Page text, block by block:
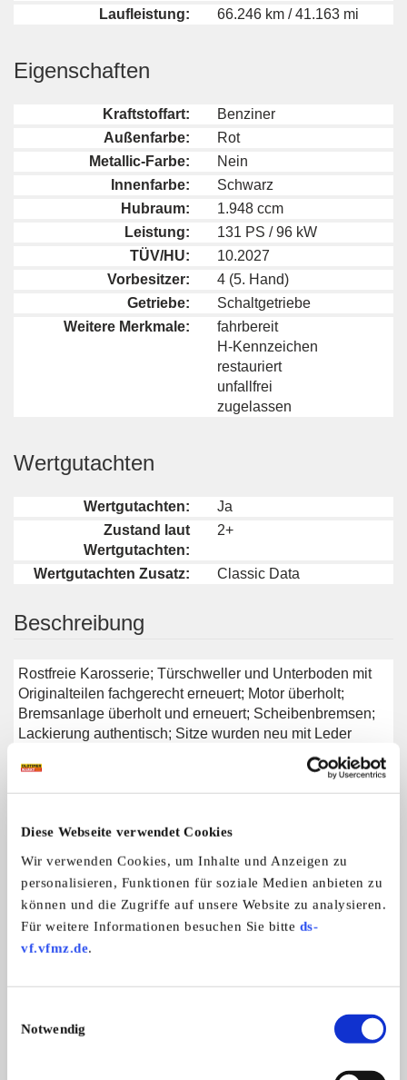
Diese Webseite verwendet Cookies
Wir verwenden Cookies, um Inhalte und Anzeigen zu
personalisieren, Funktionen für soziale Medien anbieten zu
können und die Zugriffe auf unsere Website zu analysieren.
Für weitere Informationen besuchen Sie bitte ds-
vf.vfmz.de.
Notwendig
Laufleistung:
66.246 km / 41.163 mi
Eigenschaften
Kraftstoffart:
Benziner
Außenfarbe:
Rot
Metallic-Farbe:
Nein
Innenfarbe:
Schwarz
Hubraum:
1.948 ccm
Leistung:
131 PS / 96 kW
TÜV/HU:
10.2027
Vorbesitzer:
4 (5. Hand)
Getriebe:
Schaltgetriebe
Weitere Merkmale:
fahrbereit
H-Kennzeichen
restauriert
unfallfrei
zugelassen
Wertgutachten
Wertgutachten:
Ja
Zustand laut
Wertgutachten:
2+
Wertgutachten Zusatz: Classic Data
Beschreibung
Rostfreie Karosserie; Türschweller und Unterboden mit
Originalteilen fachgerecht erneuert; Motor überholt;
Bremsanlage überholt und erneuert; Scheibenbremsen;
Lackierung authentisch; Sitze wurden neu mit Leder
bezogen; Fußmatten und Kofferraummatte erneuert;
Radio Becker; Motordaten abweichend; Verkleidungsteile
+ Schaltsack + Sonnenblenden neu beledert.
Weitere Anzeigen dieses Anbieters
ALLE ANZEIGEN